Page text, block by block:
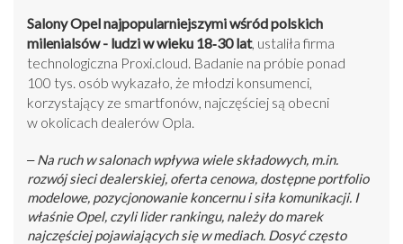
Salony Opel najpopularniejszymi wśród polskich
milenialsów - ludzi w wieku 18‑30 lat, ustaliła firma
technologiczna Proxi.cloud. Badanie na próbie ponad
100 tys. osób wykazało, że młodzi konsumenci,
korzystający ze smartfonów, najczęściej są obecni
w okolicach dealerów Opla.
‒ Na ruch w salonach wpływa wiele składowych, m.in.
rozwój sieci dealerskiej, oferta cenowa, dostępne portfolio
modelowe, pozycjonowanie koncernu i siła komunikacji. I
właśnie Opel, czyli lider rankingu, należy do marek
najczęściej pojawiających się w mediach. Dosyć często